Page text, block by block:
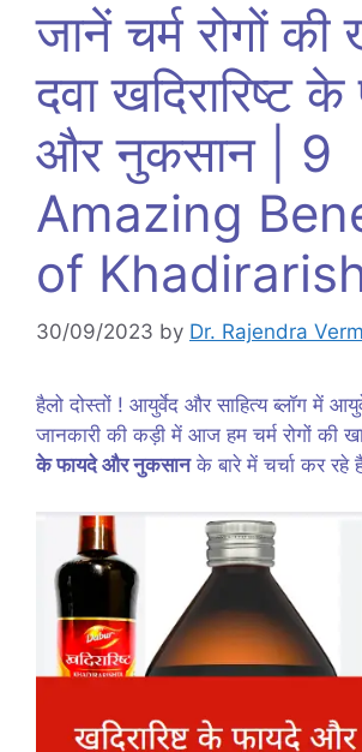
जानें चर्म रोगों की
दवा खदिरारिष्ट
और नुकसान | 9
Amazing
of
30/09/2023 by Dr. Rajendra
हैलो दोस्तों ! आयुर्वेद और साहित्य ब्लॉग में
जानकारी की कड़ी में आज हम चर्म रोगों की
के फायदे और नुकसानके बारे में चर्चा कर रहे